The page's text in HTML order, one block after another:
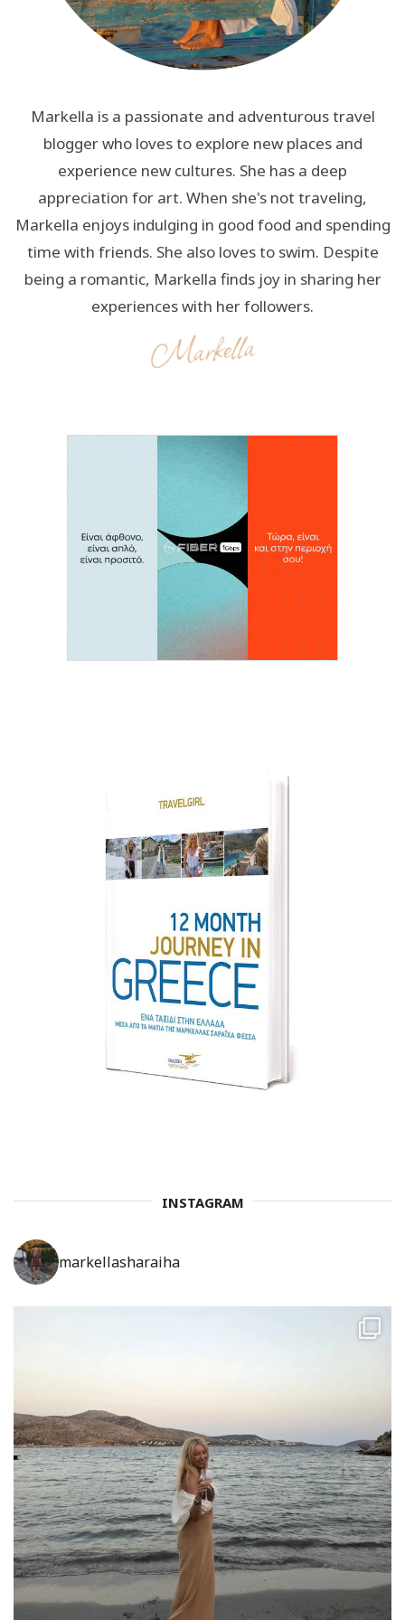
Markella is a passionate and adventurous travel
blogger who loves to explore new places and
experience new cultures. She has a deep
appreciation for art. When she's not traveling,
Markella enjoys indulging in good food and spending
time with friends. She also loves to swim. Despite
being a romantic, Markella finds joy in sharing her
experiences with her followers.
INSTAGRAM
markellasharaiha